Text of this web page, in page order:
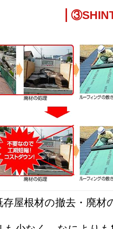
屋根材の撤去・廃材